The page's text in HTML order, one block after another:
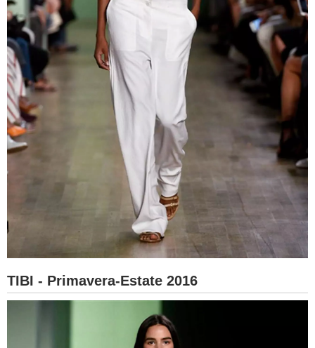
TIBI - Primavera-Estate 2016